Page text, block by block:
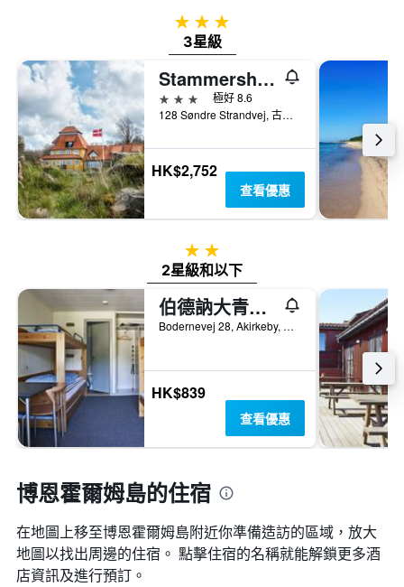
3星級
3星級
Stammershalle Badehotel
3星級
極好 8.6
128 Søndre Strandvej, 古茲耶姆, 首都大區, 丹麥
HK$2,752
查看優惠
2星級
2星級和以下
伯德訥大青年旅舍 - 奧基克比
Bodernevej 28, Akirkeby, 首都大區, 丹麥
HK$839
查看優惠
博恩霍爾姆島的住宿
在地圖上移至博恩霍爾姆島​​附近你準備造訪的區域，放大
地圖以找出周邊的住宿。 點擊住宿的名稱就能解鎖更多酒
店資訊及進行預訂。